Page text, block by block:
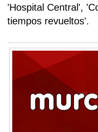
'Hospital Central',
tiempos revueltos'.